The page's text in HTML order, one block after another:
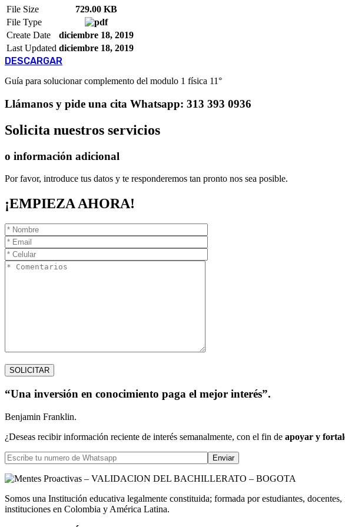
File Size
729.00 KB
File Type
Create Date
diciembre 18, 2019
Last Updated diciembre 18, 2019
DESCARGAR
Guía para solucionar complemento del modulo 1 física 11°
Llámanos y pide una cita Whatsapp: 313 393 0936
Solicita nuestros servicios
o información adicional
Por favor, introduce tus datos y te responderemos tan pronto nos sea posible.
¡EMPIEZA AHORA!
“Una inversión en conocimiento paga el mejor interés”.
Benjamin Franklin.
¿Deseas recibir información reciente de interés semanalmente, con el fin de apoyar y
Somos una Institución educativa legalmente constituida; formada por estudiantes,
instituciones en Colombia y América Latina.